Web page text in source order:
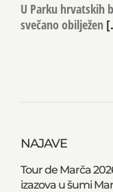
U Parku hrvatskih
svečano obilježen
NAJAVE
Tour de Marča
izazova u šumi